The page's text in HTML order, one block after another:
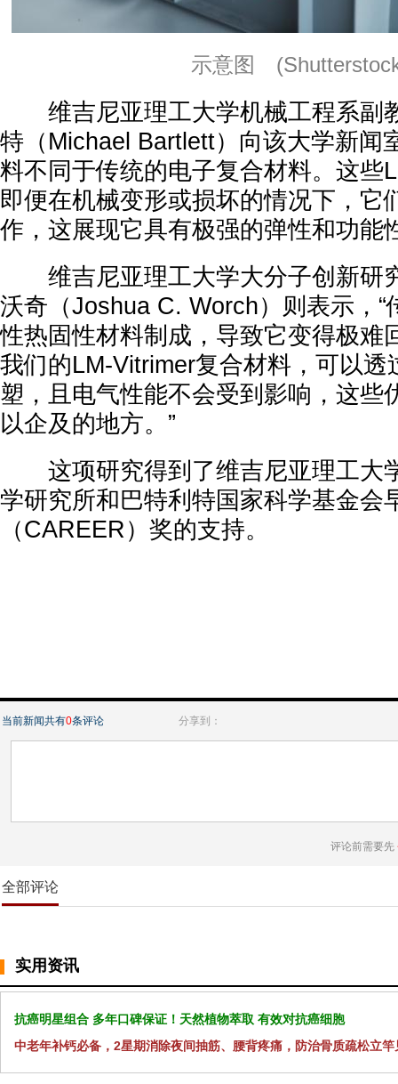
示意图
维吉尼亚理工大学机械工程系副
特（Michael Bartlett）向该大学新闻
料不同于传统的电子复合材料。这些
即便在机械变形或损坏的情况下，它
作，这展现它具有极强的弹性和功能
维吉尼亚理工大学大分子创新研
沃奇（Joshua C. Worch）则表示，“
性热固性材料制成，导致它变得极难
我们的LM-Vitrimer复合材料，可以透
塑，且电气性能不会受到影响，这些
以企及的地方。”
这项研究得到了维吉尼亚理工大
学研究所和巴特利特国家科学基金会
（CAREER）奖的支持。
当前新闻共有0条评论 分享到：
评论前需要先
全部评论
实用资讯
抗癌明星组合 多年口碑保证！天然植物萃取 有效对抗癌细胞
中老年补钙必备，2星期消除夜间抽筋、腰背疼痛，防治骨质疏松立竿